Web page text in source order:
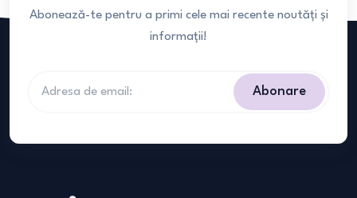
Abonează-te pentru a primi cele mai recente noutăți și
informații!
Abonare